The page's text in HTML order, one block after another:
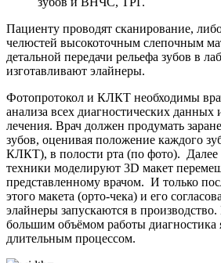
Пациенту проводят сканирование,
челюстей высокоточным слепочным
детальной передачи рельефа зубов в
изготавливают элайнеры.
Фотопротокол и КЛКТ необходимы
анализа всех диагностических данных
лечения. Врач должен продумать
зубов, оценивая положение каждого
КЛКТ), в полости рта (по фото). Далее
техники моделируют 3D макет
представленному врачом. И только
этого макета (орто-чека) и его
элайнеры запускаются в
большим объёмом работы диагностика
длительным процессом.